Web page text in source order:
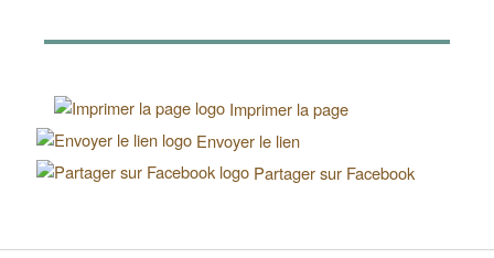
Imprimer la page
Envoyer le lien
Partager sur Facebook